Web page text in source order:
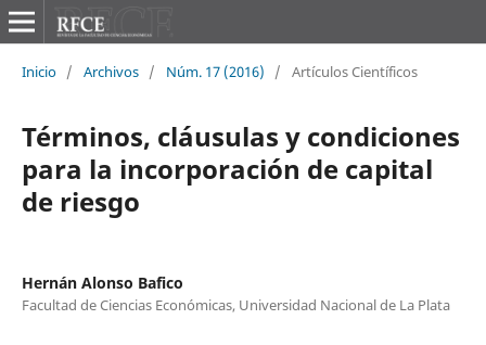
Inicio / Archivos / Núm. 17 (2016) / Artículos Científicos
Términos, cláusulas y condiciones
para la incorporación de capital
de riesgo
Hernán Alonso Bafico
Facultad de Ciencias Económicas, Universidad Nacional de La Plata